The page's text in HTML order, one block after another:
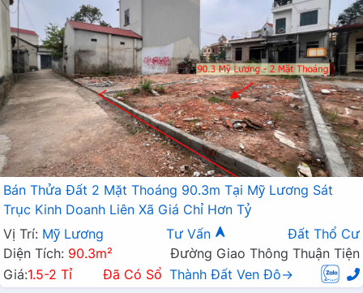
Bán Thửa Đất 2 Mặt Thoáng 90.3m Tại Mỹ Lương Sát
Trục Kinh Doanh Liên Xã Giá Chỉ Hơn Tỷ
Vị Trí: Mỹ Lương Tư Vấn
Đất Thổ Cư
Diện Tích: 90.3m²
Đường Giao Thông Thuận Tiện
Giá:1.5-2 Tỉ Đã Có Sổ Thành Đất Ven Đô→